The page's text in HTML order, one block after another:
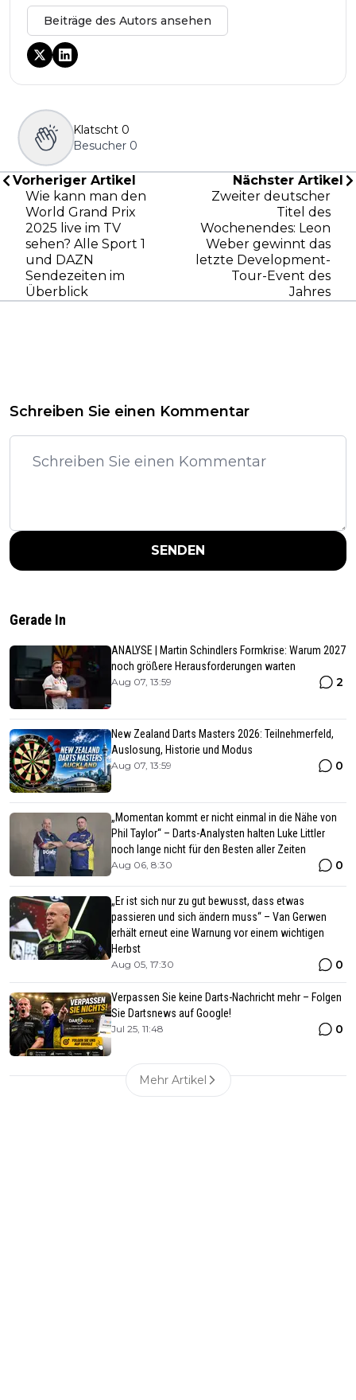
Beiträge des Autors ansehen
Klatscht 0
Besucher 0
Vorheriger Artikel
Wie kann man den
World Grand Prix
2025 live im TV
sehen? Alle Sport 1
und DAZN
Sendezeiten im
Überblick
Nächster Artikel
Zweiter deutscher
Titel des
Wochenendes: Leon
Weber gewinnt das
letzte Development-
Tour-Event des
Jahres
Schreiben Sie einen Kommentar
SENDEN
Gerade In
ANALYSE | Martin Schindlers Formkrise: Warum 2027
noch größere Herausforderungen warten
Aug 07, 13:59 2
New Zealand Darts Masters 2026: Teilnehmerfeld,
Auslosung, Historie und Modus
Aug 07, 13:59 0
„Momentan kommt er nicht einmal in die Nähe von
Phil Taylor“ – Darts-Analysten halten Luke Littler
noch lange nicht für den Besten aller Zeiten
Aug 06, 8:30 0
„Er ist sich nur zu gut bewusst, dass etwas
passieren und sich ändern muss“ – Van Gerwen
erhält erneut eine Warnung vor einem wichtigen
Herbst
Aug 05, 17:30 0
Verpassen Sie keine Darts-Nachricht mehr – Folgen
Sie Dartsnews auf Google!
Jul 25, 11:48 0
Mehr Artikel